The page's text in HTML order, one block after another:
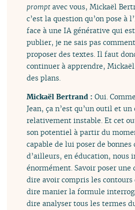
prompt avec vous, Mickaël
c’est la question qu’on pose à
face à une IA générative qui
publier, je ne sais pas
proposer des textes. Il faut
continuer à apprendre,
des plans.
Mickaël Bertrand :Oui.
Jean, ça n’est qu’un outil et
relativement instable. Et cet
son potentiel à partir du
capable de lui poser de
d’ailleurs, en éducation, nous
énormément. Savoir poser une
dire avoir compris les
dire manier la formule
dire analyser tous les termes